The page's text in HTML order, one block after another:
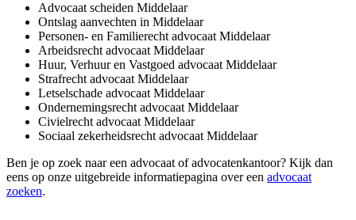
Advocaat scheiden Middelaar
Ontslag aanvechten in Middelaar
Personen- en Familierecht advocaat Middelaar
Arbeidsrecht advocaat Middelaar
Huur, Verhuur en Vastgoed advocaat Middelaar
Strafrecht advocaat Middelaar
Letselschade advocaat Middelaar
Ondernemingsrecht advocaat Middelaar
Civielrecht advocaat Middelaar
Sociaal zekerheidsrecht advocaat Middelaar
Ben je op zoek naar een advocaat of advocatenkantoor? Kijk dan
eens op onze uitgebreide informatiepagina over een advocaat
zoeken.